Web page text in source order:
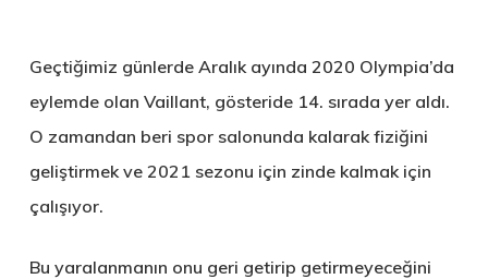
Geçtiğimiz günlerde Aralık ayında 2020 Olympia’da
eylemde olan Vaillant, gösteride 14. sırada yer aldı.
O zamandan beri spor salonunda kalarak fiziğini
geliştirmek ve 2021 sezonu için zinde kalmak için
çalışıyor.
Bu yaralanmanın onu geri getirip getirmeyeceğini